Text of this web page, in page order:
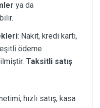
ya da
: Nakit, kredi kartı,
ödeme
Taksitli satış
hızlı satış, kasa